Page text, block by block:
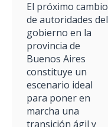
El próximo cambio
de autoridades del
gobierno en la
provincia de
Buenos Aires
constituye un
escenario ideal
para poner en
marcha una
transición ágil y